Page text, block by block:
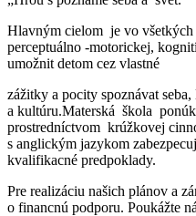
Hlavným cielom je vo všetkých
perceptuálno -motorickej,
umožnit detom cez vlastné
zážitky a pocity spoznávat
a kultúru.Materská škola
prostredníctvom krúžkovej
s anglickým jazykom
kvalifikacné predpoklady.
Pre realizáciu našich plánov a
o financnú podporu. Poukážte